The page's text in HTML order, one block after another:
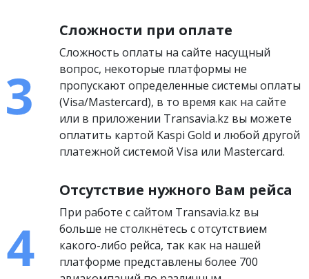
Сложности при оплате
Сложность оплаты на сайте насущный
вопрос, некоторые платформы не
пропускают определенные системы оплаты
(Visa/Mastercard), в то время как на сайте
или в приложении Transavia.kz вы можете
оплатить картой Kaspi Gold и любой другой
платежной системой Visa или Mastercard.
Отсутствие нужного Вам рейса
При работе с сайтом Transavia.kz вы
больше не столкнётесь с отсутствием
какого-либо рейса, так как на нашей
платформе представлены более 700